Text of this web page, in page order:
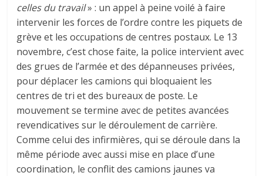
celles du travail» : un appel à peine voilé à faire
intervenir les forces de l’ordre contre les piquets de
grève et les occupations de centres postaux. Le 13
novembre, c’est chose faite, la police intervient avec
des grues de l’armée et des dépanneuses privées,
pour déplacer les camions qui bloquaient les
centres de tri et des bureaux de poste. Le
mouvement se termine avec de petites avancées
revendicatives sur le déroulement de carrière.
Comme celui des infirmières, qui se déroule dans la
même période avec aussi mise en place d’une
coordination, le conflit des camions jaunes va